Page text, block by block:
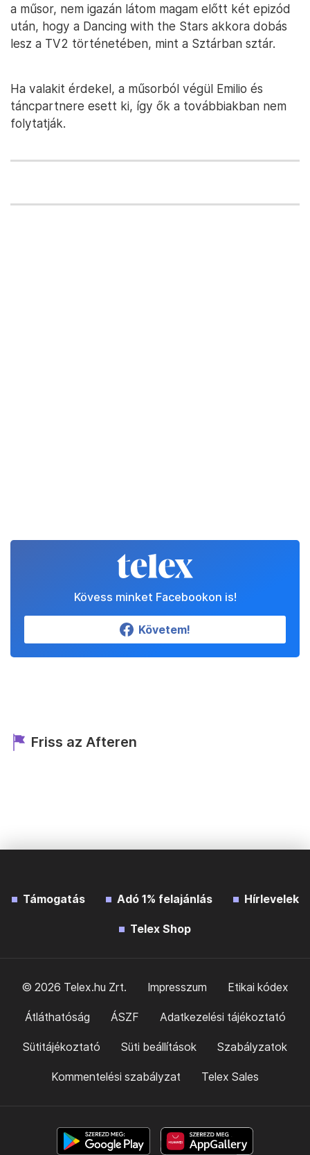
a műsor, nem igazán látom magam előtt két epizód
után, hogy a Dancing with the Stars akkora dobás
lesz a TV2 történetében, mint a Sztárban sztár.
Ha valakit érdekel, a műsorból végül Emilio és
táncpartnere esett ki, így ők a továbbiakban nem
folytatják.
Kövess minket Facebookon is!
Követem!
Friss az Afteren
Támogatás Adó 1% felajánlás Hírlevelek
Telex Shop
© 2026 Telex.hu Zrt. Impresszum Etikai kódex
Átláthatóság ÁSZF Adatkezelési tájékoztató
Sütitájékoztató Süti beállítások Szabályzatok
Kommentelési szabályzat Telex Sales